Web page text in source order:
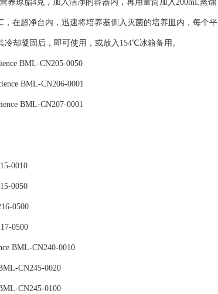
养琼脂4克，加入洁净的容器内，再用量筒加入200mL蒸馏
在超净台内，迅速将培养基倒入灭菌的培养皿内，每个平
冷却凝固后，即可使用，或放入154℃冰箱备用。
BML-CN205-0050
BML-CN206-0001
BML-CN207-0001
0010
0050
0500
0500
BML-CN240-0010
CN245-0020
CN245-0100